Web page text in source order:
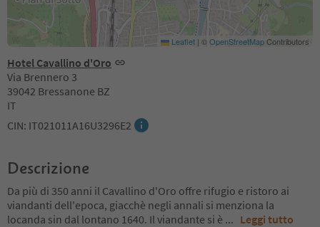
Hotel Cavallino d'Oro
Via Brennero 3
39042 Bressanone BZ
IT
CIN: IT021011A16U3296E2
Leaflet | ©OpenStreetMapContributors
Descrizione
Da più di 350 anni il Cavallino d'Oro offre rifugio e ristoro ai
viandanti dell'epoca, giacchè negli annali si menziona la
locanda sin dal lontano 1640. Il viandante si è ... Leggi tutto